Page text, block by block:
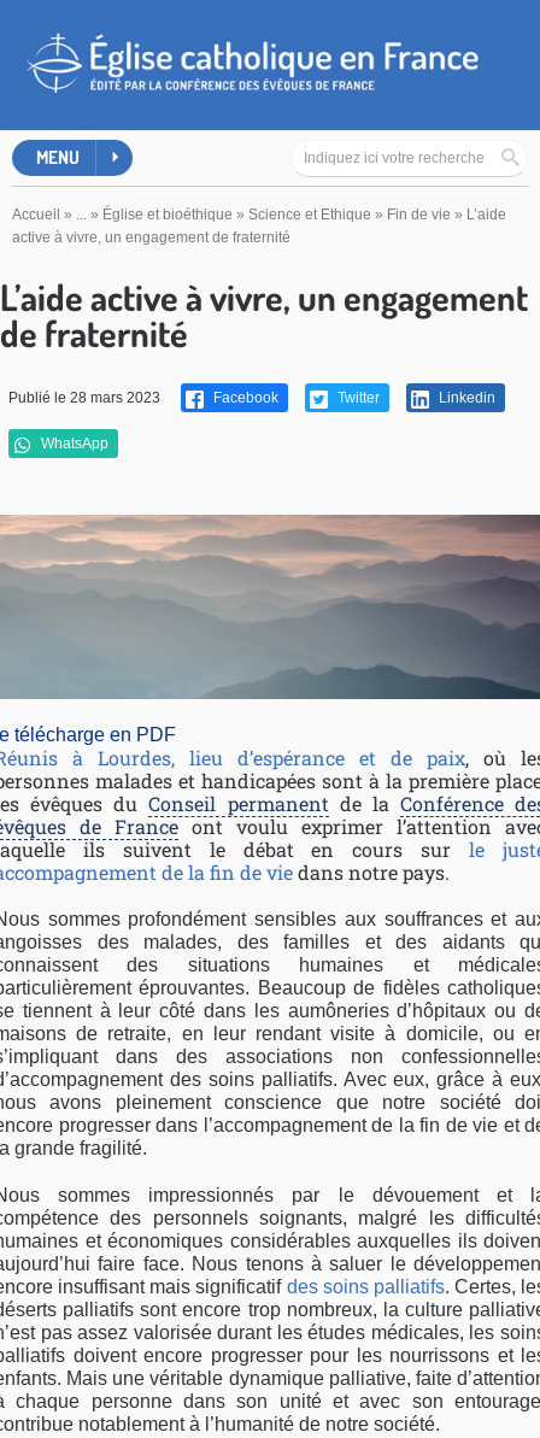
MENU
Accueil » ... » Église et bioéthique » Science et Ethique » Fin de vie » L’aide
active à vivre, un engagement de fraternité
L’aide active à vivre, un engagement
de fraternité
Publié le 28 mars 2023 Facebook Twitter Linkedin
WhatsApp
télécharge en PDF
à Lourdes, lieu d’espérance et de paix, où
malades et handicapées sont à la première
évêques duConseil permanent de la Conférence
de France ont voulu exprimer l’attention
ils suivent le débat en cours surle
de la fin de viedans notre pays.
sommes profondément sensibles aux souffrances et
des malades, des familles et des aidants
des situations humaines et
éprouvantes. Beaucoup de fidèles
tiennent à leur côté dans les aumôneries d’hôpitaux ou
de retraite, en leur rendant visite à domicile, ou
dans des associations non
des soins palliatifs. Avec eux, grâce à
avons pleinement conscience que notre société
progresser dans l’accompagnement de la fin de vie et
grande fragilité.
sommes impressionnés par le dévouement et
des personnels soignants, malgré les
et économiques considérables auxquelles ils
faire face. Nous tenons à saluer le
insuffisant mais significatif des soins palliatifs. Certes,
palliatifs sont encore trop nombreux, la culture
pas assez valorisée durant les études médicales, les
doivent encore progresser pour les nourrissons et
Mais une véritable dynamique palliative, faite
chaque personne dans son unité et avec son
notablement à l’humanité de notre société.